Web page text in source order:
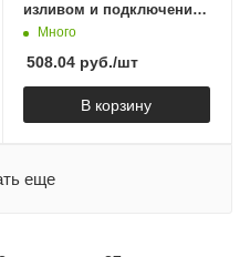
изливом и подключением
фильтра, сатин
Много
508.04руб./шт
В корзину
еще